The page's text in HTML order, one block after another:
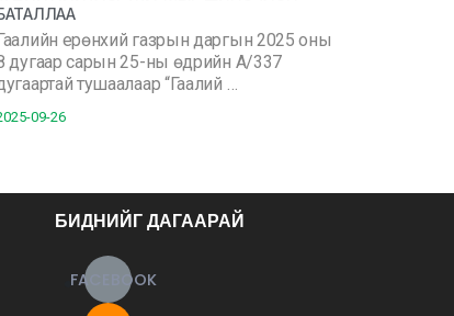
ерөнхий газрын даргын 2025 оны
дугаар сарын 25-ны өдрийн А/337
тушаалаар “Гаалий …
09-26
БИДНИЙГ ДАГААРАЙ
FACEBOOK